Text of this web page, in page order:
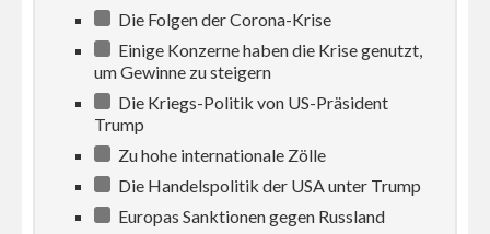
Die Folgen der Corona-Krise
Einige Konzerne haben die Krise genutzt,
um Gewinne zu steigern
Die Kriegs-Politik von US-Präsident
Trump
Zu hohe internationale Zölle
Die Handelspolitik der USA unter Trump
Europas Sanktionen gegen Russland